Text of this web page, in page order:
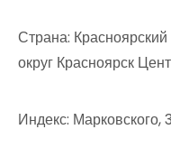
Страна:
округ Красноярск
Индекс: Марковского,